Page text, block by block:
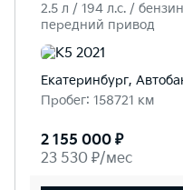
2.5 л / 194 л.c. /
передний привод
Екатеринбург,
Пробег: 158721 км
2 155 000 ₽
23 530 ₽/мес